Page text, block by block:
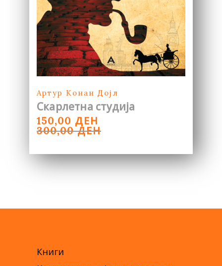
Артур Конан Дојл
Скарлетна студија
300,00ДЕН
ORIGINAL
PRICE
WAS:
150,00 ДЕН
CURRENT
PRICE
IS:
Книги